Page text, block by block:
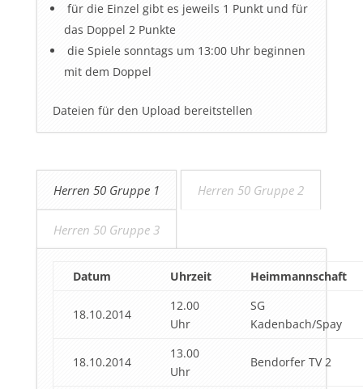
für die Einzel gibt es jeweils 1 Punkt und für
das Doppel 2 Punkte
die Spiele sonntags um 13:00 Uhr beginnen
mit dem Doppel
Dateien für den Upload bereitstellen
Herren 50 Gruppe 1 Herren 50 Gruppe 2
Herren 50 Gruppe 3
Datum Uhrzeit Heimmannschaft
18.10.2014
12.00
Uhr
SG
Kadenbach/Spay
18.10.2014
13.00
Uhr
Bendorfer TV 2